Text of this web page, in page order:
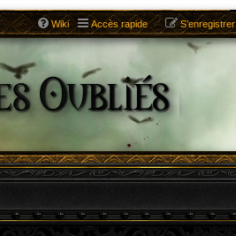
Wiki Accès rapide S’enregistrer